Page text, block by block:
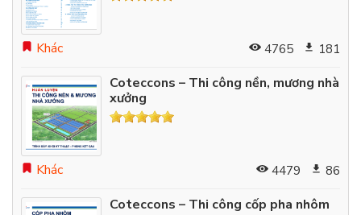
Khác 4765 181
Coteccons – Thi công nền, mương nhà
xưởng
Khác 4479 86
Coteccons – Thi công cốp pha nhôm